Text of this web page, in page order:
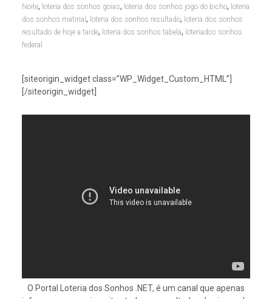
Noite, loteria dos sonhos goias, loteria dos sonhos jogo do bicho, loteria
dos sonhos matinal , loteria dos sonhos resultado, loteria dos sonhos
resultado de hoje a tarde, loteria dos sonhos tabela, loteriados sonhos
federal
[siteorigin_widget class=”WP_Widget_Custom_HTML”]
[/siteorigin_widget]
O Portal Loteria dos Sonhos .NET, é um canal que apenas